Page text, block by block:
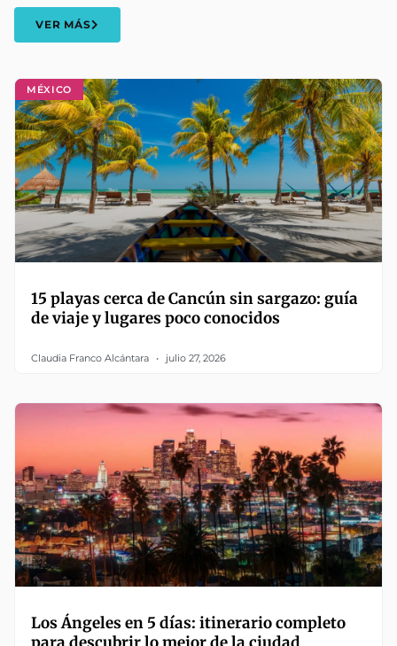
MÉXICO
15 playas cerca de Cancún sin sargazo: guía
de viaje y lugares poco conocidos
Claudia Franco Alcántara julio 27, 2026
Los Ángeles en 5 días: itinerario completo
VER MÁS